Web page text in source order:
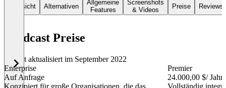
Übersicht Alternativen
Allgemeine
Features
Screenshots
& Videos
Preise Reviews
Goldcast Preise
Zuletzt aktualisiert im September 2022
Enterprise
Auf Anfrage
Konzipiert für große Organisationen, die das
Premier
24.000,00 $/ Jahr
Vollständig